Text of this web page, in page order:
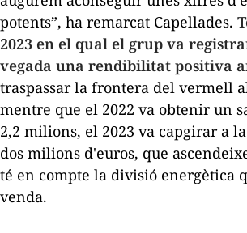
potents”, ha remarcat Capellades.
2023 en el qual el grup va
vegada una rendibilitat positiva
traspassar la frontera del vermell
mentre que el 2022 va obtenir un
2,2 milions, el 2023 va capgirar a
dos milions d'euros, que
té en compte la divisió energètica
venda.